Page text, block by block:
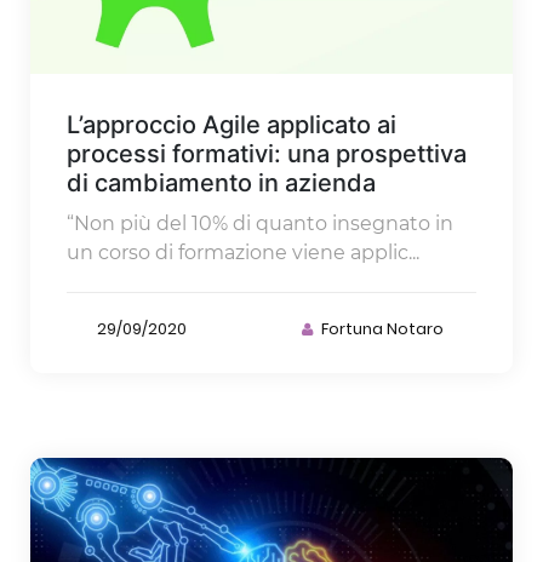
L’approccio Agile applicato ai
processi formativi: una prospettiva
di cambiamento in azienda
“Non più del 10% di quanto insegnato in
un corso di formazione viene applic...
29/09/2020 Fortuna Notaro